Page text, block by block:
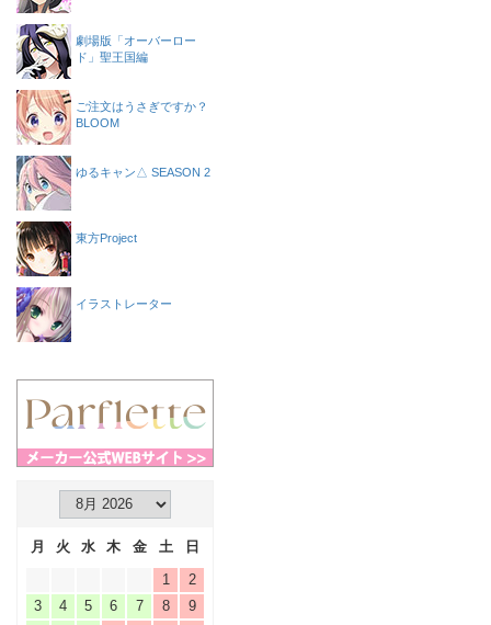
劇場版「オーバーロー
ド」聖王国編
ご注文はうさぎですか？
BLOOM
ゆるキャン△ SEASON 2
東方Project
イラストレーター
月 火 水 木 金 土
日
1
2
3
4 5 6 7 8
9